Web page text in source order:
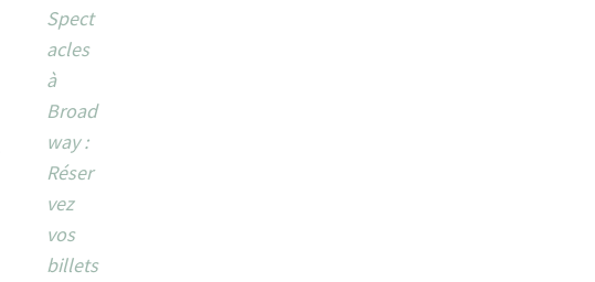
Spect
acles
à
Broad
way :
Réser
vez
vos
billets